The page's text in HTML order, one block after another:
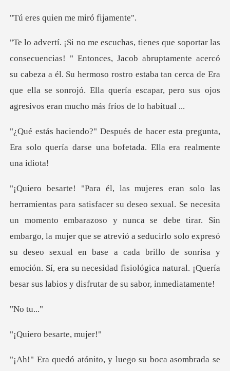
ien me miró
abruptamente acercó
su cabeza a él. Su hermoso rostro estaba tan cerca de Era
que ella se s
esta pregunta,
Era solo quería darse una
zoso y nunca se debe tirar. Sin
embargo, la mujer que se atrevió a seducirlo solo expresó
su deseo sexual en base a cada brillo d
tu
besarte
ito, y luego su boca